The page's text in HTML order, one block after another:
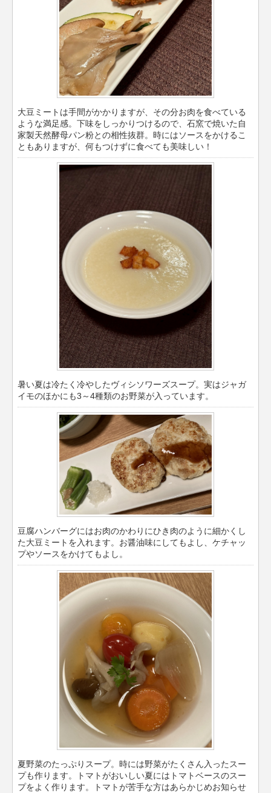
大豆ミートは手間がかかりますが、その分お肉を食べている
ような満足感。下味をしっかりつけるので、石窯で焼いた自
家製天然酵母パン粉との相性抜群。時にはソースをかけるこ
ともありますが、何もつけずに食べても美味しい！
暑い夏は冷たく冷やしたヴィシソワーズスープ。実はジャガ
イモのほかにも3～4種類のお野菜が入っています。
豆腐ハンバーグにはお肉のかわりにひき肉のように細かくし
た大豆ミートを入れます。お醤油味にしてもよし、ケチャッ
プやソースをかけてもよし。
夏野菜のたっぷりスープ。時には野菜がたくさん入ったスー
プも作ります。トマトがおいしい夏にはトマトベースのスー
プをよく作ります。トマトが苦手な方はあらかじめお知らせ